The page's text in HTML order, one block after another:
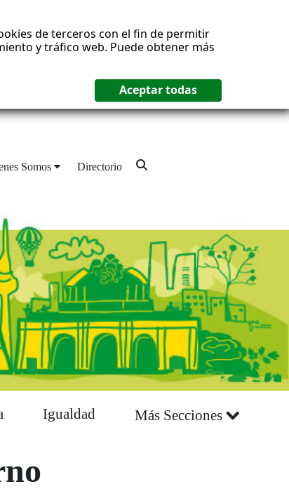
de terceros con el fin de permitir
y tráfico web. Puede obtener más
Somos Directorio
Igualdad Más Secciones